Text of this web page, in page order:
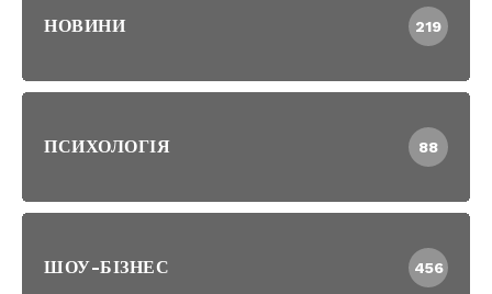
НОВИНИ 219
ПСИХОЛОГІЯ 88
ШОУ-БІЗНЕС 456